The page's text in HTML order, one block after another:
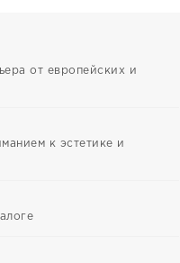
от европейских и
к эстетике и